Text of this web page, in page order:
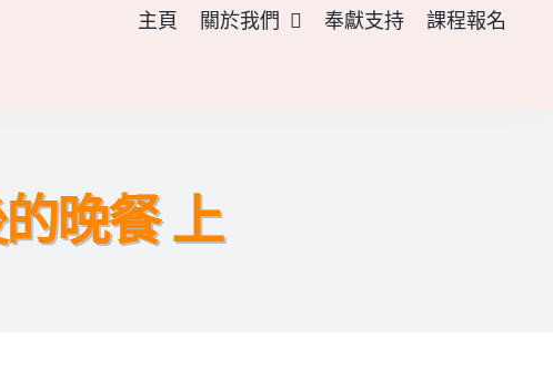
主頁 關於我們 奉獻支持 課程報名
晚餐 上